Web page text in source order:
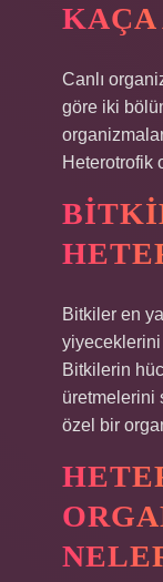
KAÇA
Canlı
göre iki
Heterotrofik
Bitkiler en
yiyeceklerini
Bitkilerin
üretmelerini
özel bir